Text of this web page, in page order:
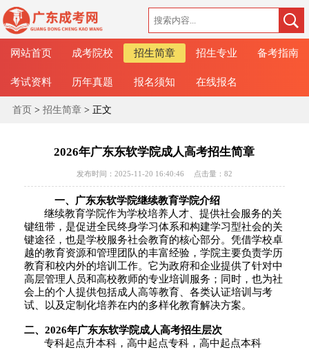
网站首页 成考院校 招生简章 招生专业 备考指南
考试资料 历年真题 报名须知 在线报名
首页> 招生简章> 正文
2026年广东东软学院成人高考招生简章
发布时间：2025-11-20 16:40:46 点击量： 82
一、 广东东软学院继续教育学院介绍
继续教育学院作为学校培养人才、提供社会服务的关
键纽带，是促进全民终身学习体系和构建学习型社会的关
键途径，也是学校服务社会教育的核心部分。凭借学校卓
越的教育资源和管理团队的丰富经验，学院主要负责学历
教育和校内外的培训工作。它为政府和企业提供了针对中
高层管理人员和高校教师的专业培训服务；同时，也为社
会上的个人提供包括成人高等教育、各类认证培训与考
试、以及定制化培养在内的多样化教育解决方案。
二、2026年广东东软学院成人高考招生层次
专科起点升本科，高中起点专科，高中起点本科